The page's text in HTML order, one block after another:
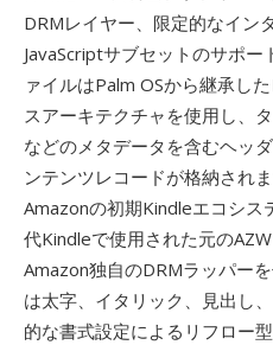
DRMレイヤー、限定的なイン
JavaScriptサブセットのサポ
ァイルはPalm OSから継承し
スアーキテクチャを使用し、
などのメタデータを含むヘッ
ンテンツレコードが格納され
Amazonの初期Kindleエコシ
代Kindleで使用された元の
Amazon独自のDRMラッパー
は太字、イタリック、見出し
的な書式設定によるリフロー